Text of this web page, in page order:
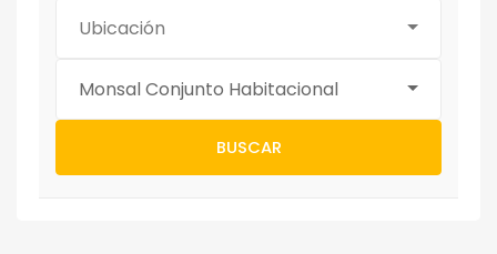
Ubicación
Monsal Conjunto Habitacional
BUSCAR